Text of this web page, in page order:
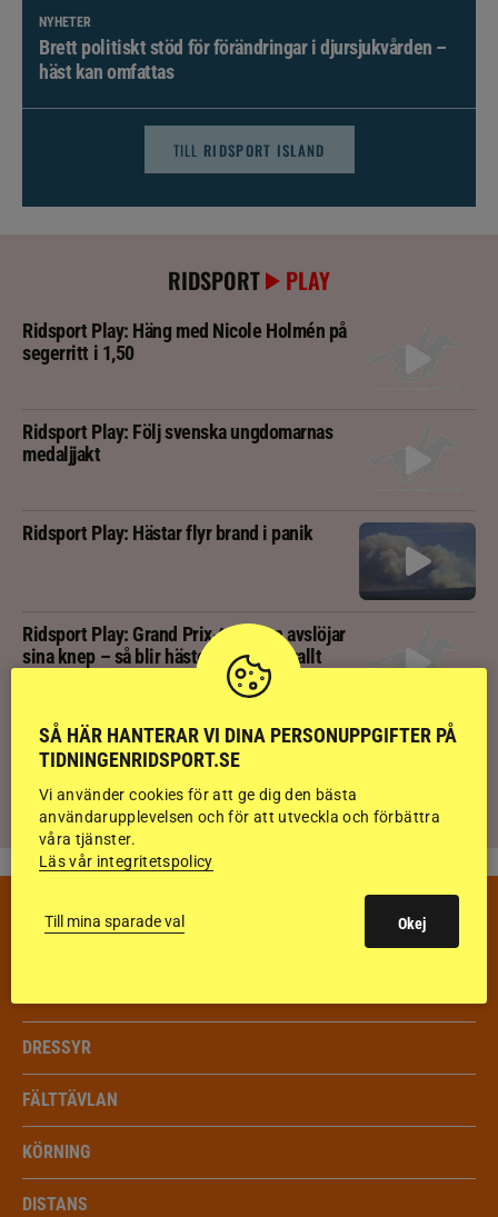
NYHETER
Brett politiskt stöd för förändringar i djursjukvården –
häst kan omfattas
TILL RIDSPORT ISLAND
RIDSPORT PLAY
Ridsport Play: Häng med Nicole Holmén på
segerritt i 1,50
Ridsport Play: Följ svenska ungdomarnas
medaljjakt
Ridsport Play: Hästar flyr brand i panik
Ridsport Play: Grand Prix-tränaren avslöjar
sina knep – så blir hästen trygg överallt
Åtta månader efter hästsparken – Agnes
vill tävla igen
VECKANS TÄVLINGAR & RESULTAT
DRESSYR
FÄLTTÄVLAN
KÖRNING
DISTANS
SÅ HÄR HANTERAR VI DINA PERSONUPPGIFTER PÅ
TIDNINGENRIDSPORT.SE
Vi använder cookies för att ge dig den bästa
användarupplevelsen och för att utveckla och förbättra
våra tjänster.
Läs vår integritetspolicy
Till mina sparade val Okej